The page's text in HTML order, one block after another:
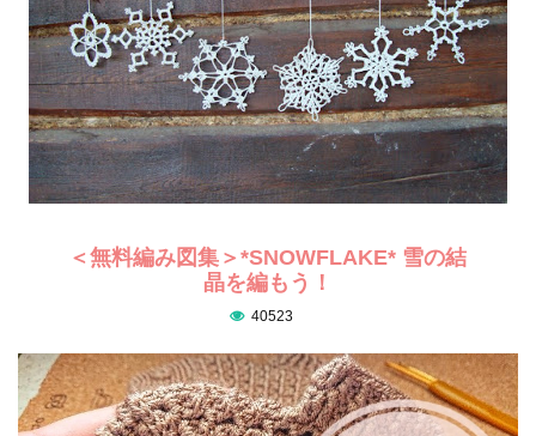
＜無料編み図集＞*SNOWFLAKE* 雪の結
晶を編もう！
40523